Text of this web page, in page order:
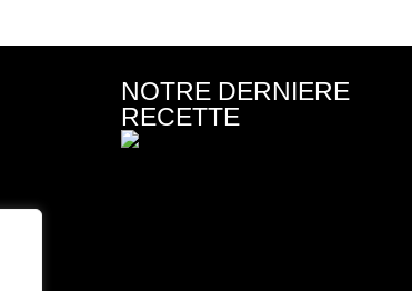
NOTRE DERNIERE
RECETTE